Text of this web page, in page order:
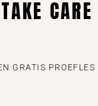
CARE
GRATIS